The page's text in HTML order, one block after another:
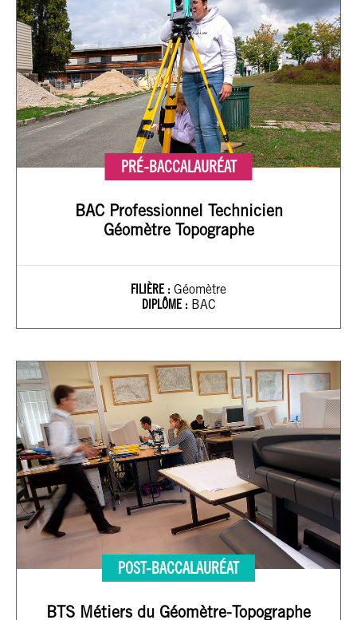
PRÉ-BACCALAURÉAT
BAC Professionnel Technicien
Géomètre Topographe
FILIÈRE : Géomètre
DIPLÔME : BAC
POST-BACCALAURÉAT
BTS Métiers du Géomètre-Topographe